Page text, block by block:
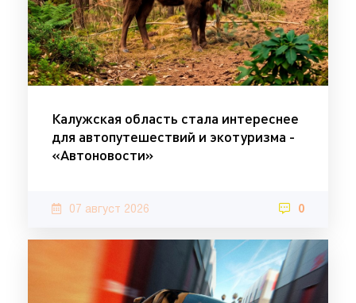
Калужская область стала интереснее
для автопутешествий и экотуризма -
«Автоновости»
07 август 2026 0